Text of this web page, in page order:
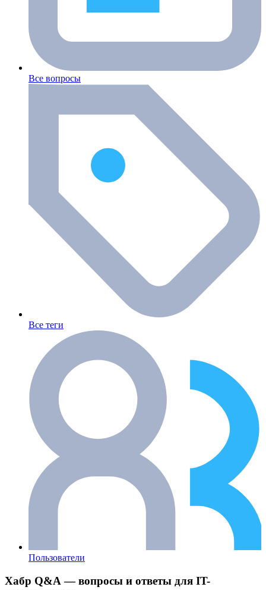
Все вопросы
Все теги
Пользователи
Хабр Q&A — вопросы и ответы для IT-